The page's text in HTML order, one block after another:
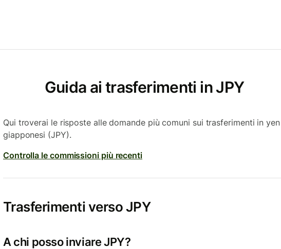
Guida ai trasferimenti in JPY
Qui troverai le risposte alle domande più comuni sui trasferimenti in yen
giapponesi (JPY).
Controlla le commissioni più recenti
Trasferimenti verso JPY
A chi posso inviare JPY?